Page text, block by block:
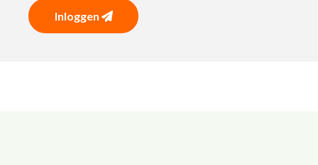
Inloggen